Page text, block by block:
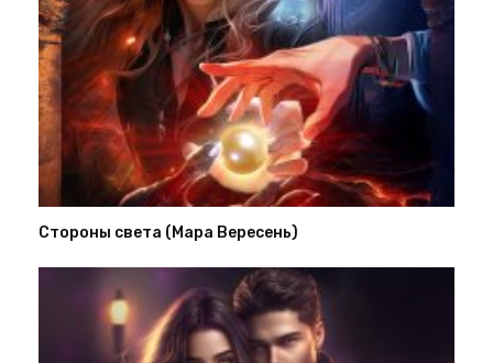
Стороны света (Мара Вересень)